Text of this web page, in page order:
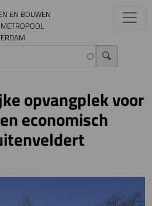
EN BOUWEN
opvangplek voor
economisch